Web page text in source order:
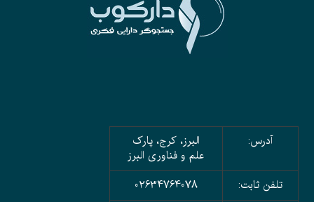
آدرس:
البرز، کرج، پارک
علم و فناوری البرز
تلفن ثابت:
02634764078